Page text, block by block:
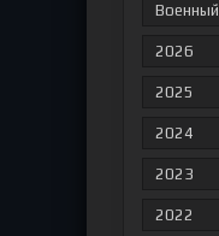
Военный
2026
2025
2024
2023
2022